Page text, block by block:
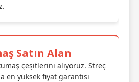
Satın Alan
çeşitlerini alıyoruz. Streç
en yüksek fiyat garantisi